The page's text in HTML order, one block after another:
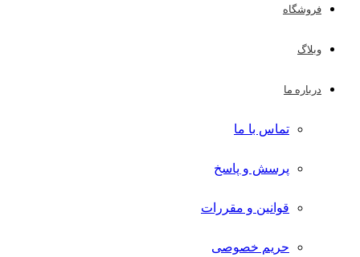
فروشگاه
وبلاگ
درباره ما
تماس با ما
پرسش و پاسخ
قوانین و مقررات
حریم خصوصی